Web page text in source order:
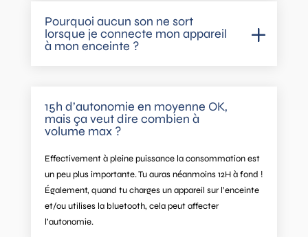
Pourquoi aucun son ne sort
lorsque je connecte mon appareil
à mon enceinte ?
15h d’autonomie en moyenne OK,
mais ça veut dire combien à
volume max ?
Effectivement à pleine puissance la consommation est
un peu plus importante. Tu auras néanmoins 12H à fond !
Également, quand tu charges un appareil sur l’enceinte
et/ou utilises la bluetooth, cela peut affecter
l’autonomie.